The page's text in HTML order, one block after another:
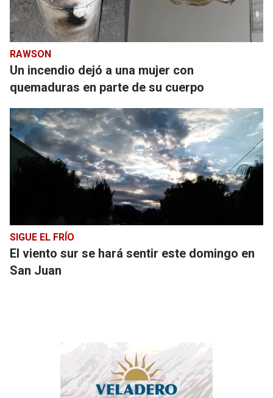
RAWSON
Un incendio dejó a una mujer con
quemaduras en parte de su cuerpo
SIGUE EL FRÍO
El viento sur se hará sentir este domingo en
San Juan